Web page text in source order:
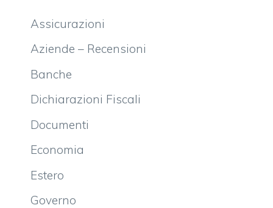
Assicurazioni
Aziende – Recensioni
Banche
Dichiarazioni Fiscali
Documenti
Economia
Estero
Governo